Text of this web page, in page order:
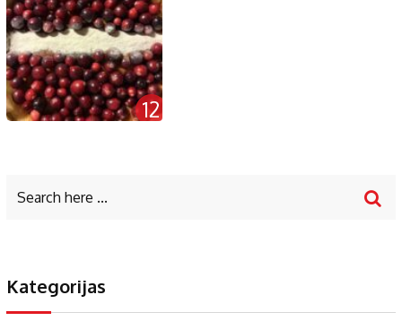
12
Kategorijas